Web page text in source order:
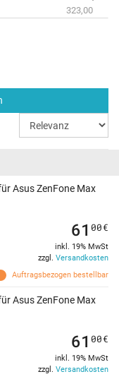
323,00
Asus ZenFone Max
Auftragsbezogen bestellbar
61 00€
inkl. 19% MwSt
zzgl. Versandkosten
Asus ZenFone Max
61 00€
inkl. 19% MwSt
zzgl. Versandkosten